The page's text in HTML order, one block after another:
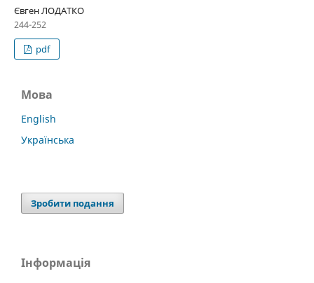
Євген ЛОДАТКО
244-252
pdf
Мова
English
Українська
Зробити подання
Інформація